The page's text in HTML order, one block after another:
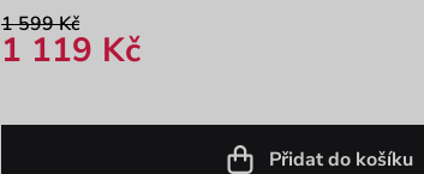
1 599 Kč
1 119 Kč
Přidat do košíku